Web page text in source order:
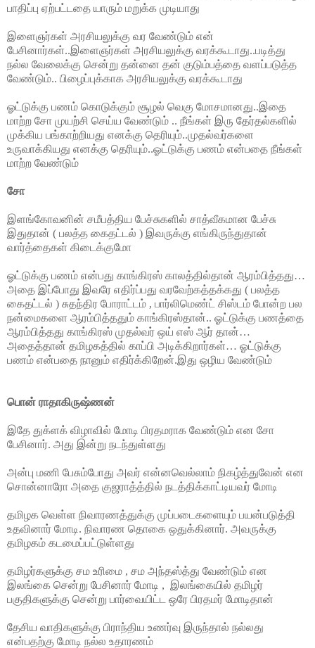
பாதிப்பு ஏற்பட்டதை யாரும் மறுக்க முடியாது
இளைஞர்கள் அரசியலுக்கு வர வேண்டும் என்
பேசினார்கள்..இளைஞர்கள் அரசியலுக்கு வரக்கூடாது..படித்து
நல்ல வேலைக்கு சென்று தன்னை தன் குடும்பத்தை வளப்படுத்த
வேண்டும்.. பிழைப்புக்காக அரசியலுக்கு வரக்கூடாது
ஓட்டுக்கு பணம் கொடுக்கும் சூழல் வெகு மோசமானது..இதை
மாற்ற சோ முயற்சி செய்ய வேண்டும் .. நீங்கள் இரு தேர்தல்களில்
முக்கிய பங்காற்றியது எனக்கு தெரியும்..முதல்வர்களை
உருவாக்கியது எனக்கு தெரியும்..ஓட்டுக்கு பணம் என்பதை நீங்கள்
மாற்ற வேண்டும்
சோ
இளங்கோவனின் சமீபத்திய பேச்சுகளில் சாத்வீகமான பேச்சு
இதுதான் ( பலத்த கைதட்டல் ) இவருக்கு எங்கிருந்துதான்
வார்த்தைகள் கிடைக்குமோ
ஓட்டுக்கு பணம் என்பது காங்கிரஸ் காலத்தில்தான் ஆரம்பித்தது…
அதை இப்போது இவரே எதிர்ப்பது வரவேற்கத்தக்கது ( பலத்த
கைதட்டல் ) சுதந்திர போராட்டம் , பார்லிமெண்ட் சிஸ்டம் போன்ற பல
நன்மைகளை ஆரம்பித்ததும் காங்கிரஸ்தான்.. ஓட்டுக்கு பணத்தை
ஆரம்பித்தது காங்கிரஸ் முதல்வர் ஒய் எஸ் ஆர் தான்…
அதைத்தான் தமிழகத்தில் காப்பி அடிக்கிறார்கள்… ஓட்டுக்கு
பணம் என்பதை நானும் எதிர்க்கிறேன்.இது ஒழிய வேண்டும்
பொன் ராதாகிருஷ்ணன்
இதே துக்ளக் விழாவில் மோடி பிரதமராக வேண்டும் என சோ
பேசினார். அது இன்று நடந்துள்ளது
அன்பு மணி பேசும்போது அவர் என்னவெல்லாம் நிகழ்த்துவேன் என
சொன்னாரோ அதை குஜராத்த்தில் நடத்திக்காட்டியவர் மோடி
தமிழக வெள்ள நிவாரணத்துக்கு முப்படைகளையும் பயன்படுத்தி
உதவினார் மோடி. நிவாரண தொகை ஒதுக்கினார். அவருக்கு
தமிழகம் கடமைப்பட்டுள்ளது
தமிழர்களுக்கு சம உரிமை , சம அந்தஸ்த்து வேண்டும் என
இலங்கை சென்று பேசினார் மோடி , இலங்கையில் தமிழர்
பகுதிகளுக்கு சென்று பார்வையிட்ட ஒரே பிரதமர் மோடிதான்
தேசிய வாதிகளுக்கு பிராந்திய உணர்வு இருந்தால் நல்லது
என்பதற்கு மோடி நல்ல உதாரணம்